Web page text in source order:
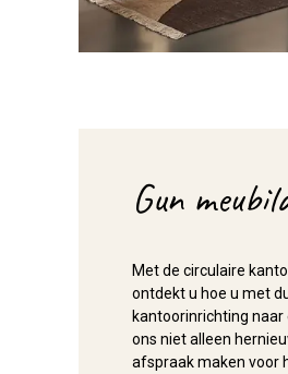
Gun
Met de circulaire
ontdekt u hoe u met
kantoorinrichting naar
ons niet alleen
afspraak maken voor